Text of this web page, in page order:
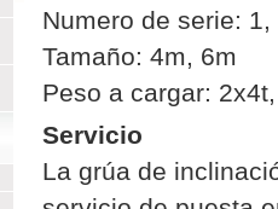
Numero de serie: 1,
Tamaño: 4m, 6m
Peso a cargar:
Servicio
La grúa de